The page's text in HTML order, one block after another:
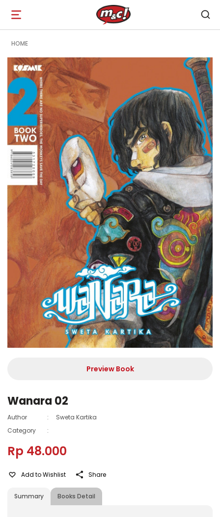
Open
navigation
HOME
Preview Book
Wanara 02
Author :
Sweta Kartika
Category
:
Rp 48.000
Summary Books Detail
Add to Wishlist Share